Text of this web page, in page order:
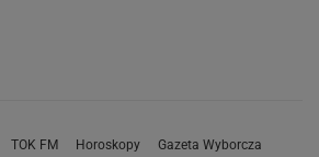
TOK FM Horoskopy Gazeta Wyborcza